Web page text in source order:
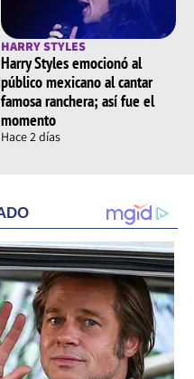
HARRY STYLES
Harry Styles emocionó al
público mexicano al cantar
famosa ranchera; así fue el
momento
Hace 2 días